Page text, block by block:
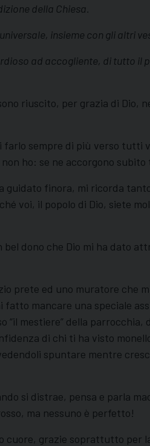
della Chiesa.
insieme con gli altri
ad accogliente, di
riuscito, per grazia di
sempre di più verso tutti
ho: se ne accorgono
guidato finora, mi ricorda
voi, il popolo di Dio, siete
dono che Dio mi ha dato
prete ed uno muratore che
mancare una speciale
“il mestiere” della
di chi ti ha visto
spuntare mentre
si distrae, pensa e parla
ma nessuno è perfetto!
grazie soprattutto